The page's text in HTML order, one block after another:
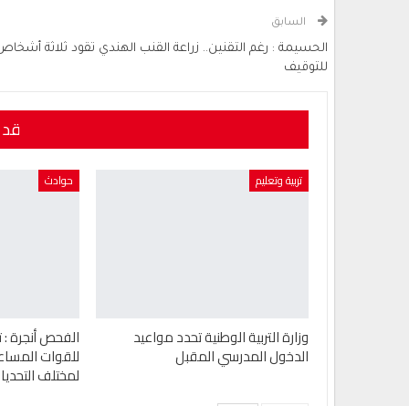
السابق
الحسيمة : رغم التقنين.. زراعة القنب الهندي تقود ثلاثة
للتوقيف
تربية وتعليم
وزارة التربية الوطنية تحدد مواعيد
الدخول المدرسي المقبل
حوادث
الفحص أنجرة :
للقوات
لمختلف